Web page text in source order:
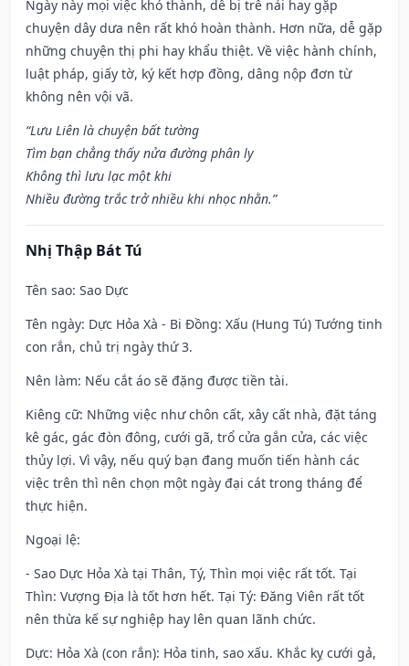
Ngày này mọi việc khó thành, dễ bị trễ nải hay gặp
chuyện dây dưa nên rất khó hoàn thành. Hơn nữa, dễ gặp
những chuyện thị phi hay khẩu thiệt. Về việc hành chính,
luật pháp, giấy tờ, ký kết hợp đồng, dâng nộp đơn từ
không nên vội vã.
“Lưu Liên là chuyện bất tường
Tìm bạn chẳng thấy nửa đường phân ly
Không thì lưu lạc một khi
Nhiều đường trắc trở nhiều khi nhọc nhằn.”
Nhị Thập Bát Tú
Tên sao: Sao Dực
Tên ngày: Dực Hỏa Xà - Bi Đồng: Xấu (Hung Tú) Tướng tinh
con rắn, chủ trị ngày thứ 3.
Nên làm: Nếu cắt áo sẽ đặng được tiền tài.
Kiêng cữ: Những việc như chôn cất, xây cất nhà, đặt táng
kê gác, gác đòn đông, cưới gã, trổ cửa gắn cửa, các việc
thủy lợi. Vì vậy, nếu quý bạn đang muốn tiến hành các
việc trên thì nên chọn một ngày đại cát trong tháng để
thực hiện.
Ngoại lệ:
- Sao Dực Hỏa Xà tại Thân, Tý, Thìn mọi việc rất tốt. Tại
Thìn: Vượng Địa là tốt hơn hết. Tại Tý: Đăng Viên rất tốt
nên thừa kế sự nghiệp hay lên quan lãnh chức.
Dực: Hỏa Xà (con rắn): Hỏa tinh, sao xấu. Khắc kỵ cưới gả,